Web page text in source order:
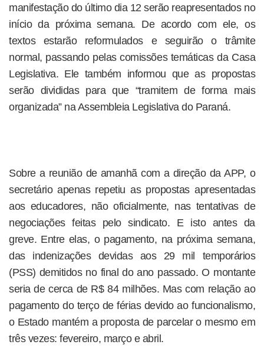
manifestação do último dia 12 serão reapresentados no
início da próxima semana. De acordo com ele, os
textos estarão reformulados e seguirão o trâmite
normal, passando pelas comissões temáticas da Casa
Legislativa. Ele também informou que as propostas
serão divididas para que “tramitem de forma mais
organizada” na Assembleia Legislativa do Paraná.
Sobre a reunião de amanhã com a direção da APP, o
secretário apenas repetiu as propostas apresentadas
aos educadores, não oficialmente, nas tentativas de
negociações feitas pelo sindicato. E isto antes da
greve. Entre elas, o pagamento, na próxima semana,
das indenizações devidas aos 29 mil temporários
(PSS) demitidos no final do ano passado. O montante
seria de cerca de R$ 84 milhões. Mas com relação ao
pagamento do terço de férias devido ao funcionalismo,
o Estado mantém a proposta de parcelar o mesmo em
três vezes: fevereiro, março e abril.